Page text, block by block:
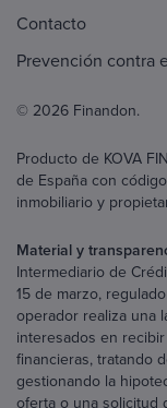
Contacto
Prevención contra
© 2026 Finandon.
Producto de KOVA
de España con
inmobiliario y
Material y
Intermediario de
15 de marzo,
operador realiza una
interesados en
financieras, tratando
gestionando la
oferta o una solicitud